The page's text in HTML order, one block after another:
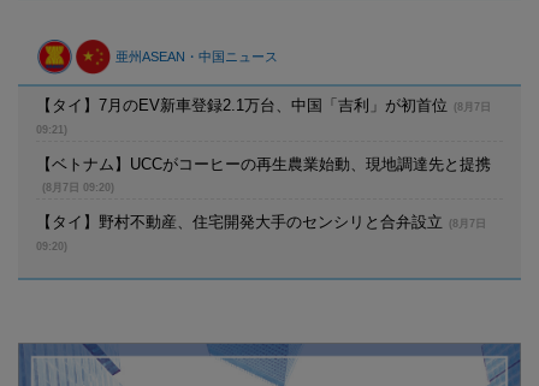
亜州ASEAN・中国ニュース
【タイ】7月のEV新車登録2.1万台、中国「吉利」が初首位
(8月7日
09:21)
【ベトナム】UCCがコーヒーの再生農業始動、現地調達先と提携
(8月7日 09:20)
【タイ】野村不動産、住宅開発大手のセンシリと合弁設立
(8月7日
09:20)